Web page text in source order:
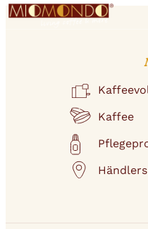
Zum
Händlersuche
Kaffee